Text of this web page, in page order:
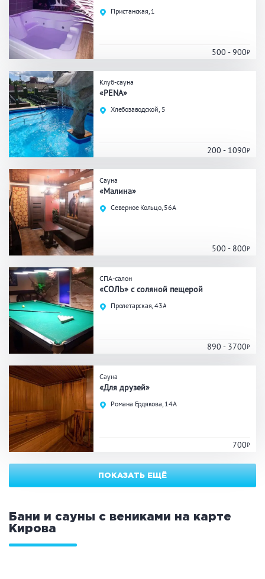
Развлечения
Кальян
Настольные игры
Кухня
Мангал/ барбекю
Заказ по меню
Ресторан/ бар
Удобства
На берегу водоема
Комната отдыха
Детская комната
Сеновал
ПРИМЕНИТЬ ФИЛЬТРЫ
Пристанская, 1
500 - 900
Клуб-сауна
«PENA»
Хлебозаводской, 5
200 - 1090
Сауна
«Малина»
Северное Кольцо, 56А
500 - 800
СПА-салон
«СОЛЬ» с соляной пещерой
Пролетарская, 43А
890 - 3700
Сауна
«Для друзей»
Романа Ердякова, 14А
700
ПОКАЗАТЬ ЕЩЁ
Бани и сауны с вениками на карте
Кирова